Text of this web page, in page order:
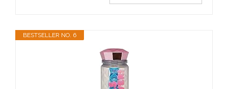
BESTSELLER NO. 6